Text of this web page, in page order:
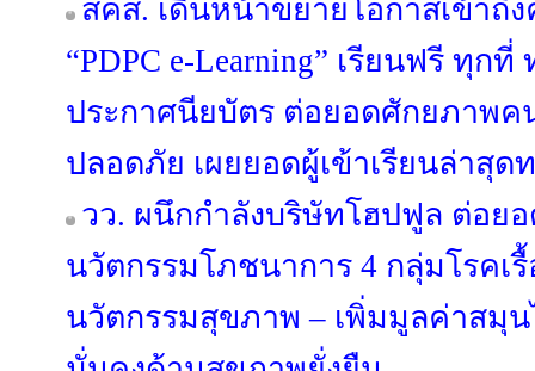
สคส. เดินหน้าขยายโอกาสเข้าถึง
“PDPC e-Learning” เรียนฟรี ทุกที่
ประกาศนียบัตร ต่อยอดศักยภาพ
ปลอดภัย เผยยอดผู้เข้าเรียนล่าสุด
วว. ผนึกกำลังบริษัทโฮปฟูล ต่อย
นวัตกรรมโภชนาการ 4 กลุ่มโรคเรื้
นวัตกรรมสุขภาพ – เพิ่มมูลค่าสมุ